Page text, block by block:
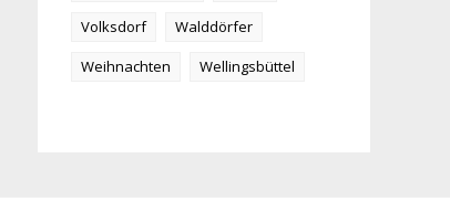
Volksdorf
Walddörfer
Weihnachten
Wellingsbüttel